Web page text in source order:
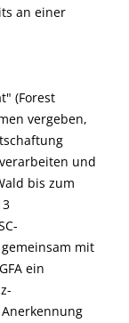
an einer
(Forest
vergeben,
und
bis zum
mit
ein